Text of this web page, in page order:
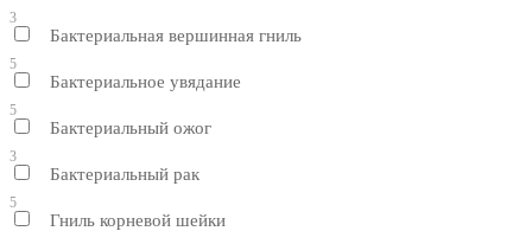
3
Бактериальная вершинная гниль
5
Бактериальное увядание
5
Бактериальный ожог
3
Бактериальный рак
5
Гниль корневой шейки